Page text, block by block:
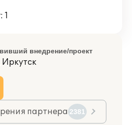
1
внедрение/проект
партнера 2381